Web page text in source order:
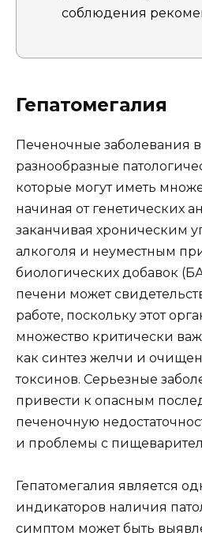
соблюдения
Гепатомегалия
Печеночные заболевания
разнообразные
которые могут иметь
начиная от генетических
заканчивая хроническим
алкоголя и неуместным
биологических добавок
печени может
работе, поскольку этот
множество критически
как синтез желчи и
токсинов. Серьезные
привести к опасным
печеночную
и проблемы с
Гепатомегалия является
индикаторов наличия
симптом может быть